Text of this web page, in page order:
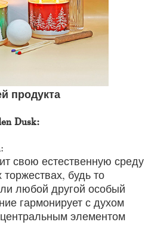
продукта
Dusk:
свою естественную среду
будь то
любой другой особый
гармонирует с духом
элементом